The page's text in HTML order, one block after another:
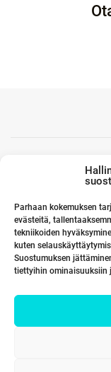
Parhaan kokemuksen
evästeitä,
tekniikoiden
kuten
Suostumuksen
tiettyihin ominaisuuksiin
Toimistomme
Kumppanimme